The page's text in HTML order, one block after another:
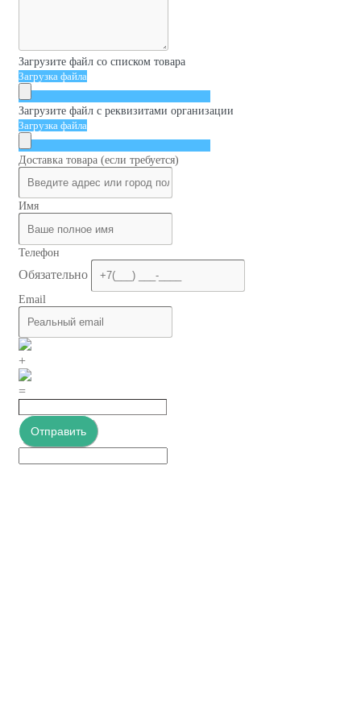
Загрузите файл со списком товара
Загрузка файла
Загрузите файл с реквизитами организации
Загрузка файла
Доставка товара (если требуется)
Имя
Телефон
Обязательно
Email
+
=
Отправить